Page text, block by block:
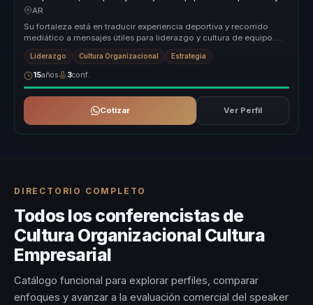
cultura ganadora para empresas.
AR
Su fortaleza está en traducir experiencia deportiva y recorrido
mediático a mensajes útiles para liderazgo y cultura de equipo.
Conecta d...
Liderazgo Cultura Organizacional Estrategia
15años 3conf.
Cotizar Ver Perfil
DIRECTORIO COMPLETO
Todos los conferencistas de
Cultura Organizacional Cultura
Empresarial
Catálogo funcional para explorar perfiles, comparar
enfoques y avanzar a la evaluación comercial del speaker